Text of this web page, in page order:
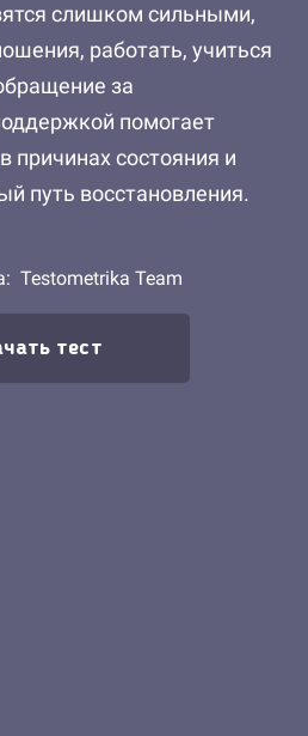
слишком сильными,
работать, учиться
за
помогает
причинах состояния и
путь восстановления.
Testometrika Team
тест